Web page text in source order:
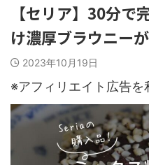
【セリア】30分で
け濃厚ブラウニー
2023年10月19日
※アフィリエイト広告を